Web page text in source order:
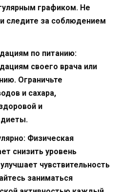
графиком. Не
следите за соблюдением
по питанию:
своего врача или
Ограничьте
и сахара,
и
диеты.
: Физическая
снизить уровень
чувствительность
заниматься